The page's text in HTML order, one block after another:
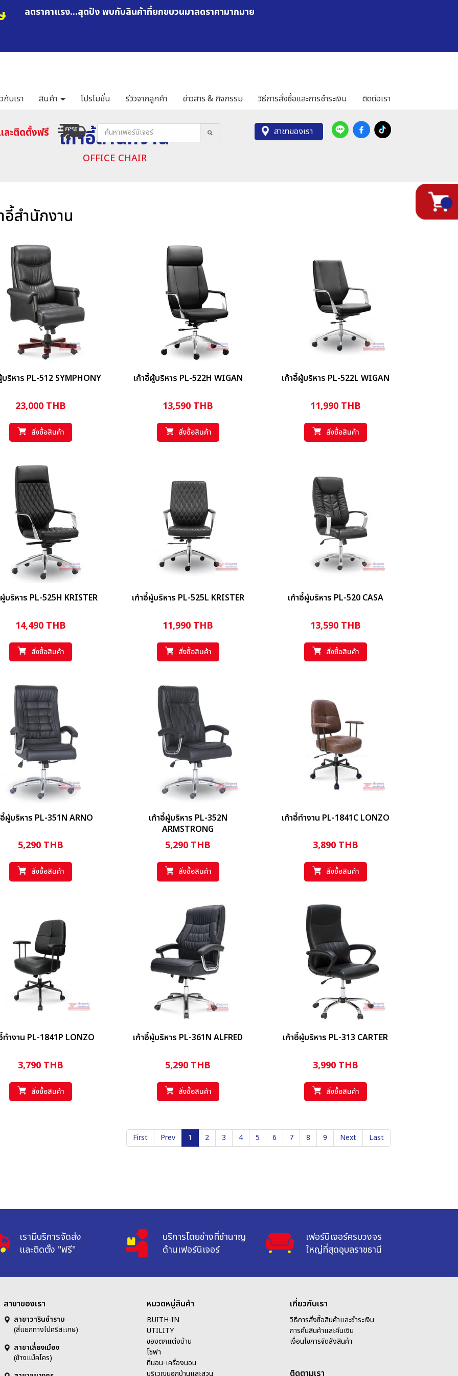
ลดราคาแรง...สุดปัง พบกับสินค้าที่ยกขบวนมาลดราคามากมาย
กับเรา สินค้า โปรโมชั่น รีวิวจากลูกค้า ข่าวสาร & กิจกรรม วิธีการสั่งซื้อและการชำระเงิน ติดต่อเรา
ละติดตั้งฟรี สาขาของเรา
เก้าอี้สำนักงาน
OFFICE CHAIR
อี้สำนักงาน
บริหาร PL-512 SYMPHONY
23,000 THB
สั่งซื้อสินค้า
เก้าอี้ผู้บริหาร PL-522H WIGAN
13,590 THB
สั่งซื้อสินค้า
เก้าอี้ผู้บริหาร PL-522L WIGAN
11,990 THB
สั่งซื้อสินค้า
บริหาร PL-525H KRISTER
14,490 THB
สั่งซื้อสินค้า
เก้าอี้ผู้บริหาร PL-525L KRISTER
11,990 THB
สั่งซื้อสินค้า
เก้าอี้ผู้บริหาร PL-520 CASA
13,590 THB
สั่งซื้อสินค้า
ผู้บริหาร PL-351N ARNO
5,290 THB
สั่งซื้อสินค้า
เก้าอี้ผู้บริหาร PL-352N
ARMSTRONG
5,290 THB
สั่งซื้อสินค้า
เก้าอี้ทำงาน PL-1841C LONZO
3,890 THB
สั่งซื้อสินค้า
ทำงาน PL-1841P LONZO
3,790 THB
สั่งซื้อสินค้า
เก้าอี้ผู้บริหาร PL-361N ALFRED
5,290 THB
สั่งซื้อสินค้า
เก้าอี้ผู้บริหาร PL-313 CARTER
3,990 THB
สั่งซื้อสินค้า
First Prev 1 2 3 4 5 6 7 8 9 Next Last
เรามีบริการจัดส่ง
และติดตั้ง "ฟรี"
บริการโดยช่างที่ชำนาญ
ด้านเฟอร์นิเจอร์
เฟอร์นิเจอร์ครบวงจร
ใหญ่ที่สุดอุบลราชธานี
สาขาของเรา
สาขาวารินชำราบ
(สี่แยกทางไปศรีสะเกษ)
สาขาเลี่ยงเมือง
(ข้างแม็คโคร)
หมวดหมู่สินค้า
BUITH-IN
UTILITY
ของตกแต่งบ้าน
โซฟา
ที่นอน-เครื่องนอน
บริเวณนอกบ้านและสวน
เกี่ยวกับเรา
วิธีการสั่งซื้อสินค้าและชำระเงิน
การคืนสินค้าและคืนเงิน
เงื่อนไขการจัดสังสินค้า
ติดตามเรา